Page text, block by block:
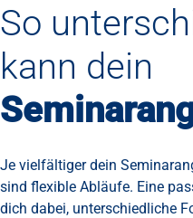
So
kann dein
Je vielfältiger dein
sind flexible Abläufe. Eine
dich dabei, unterschiedliche